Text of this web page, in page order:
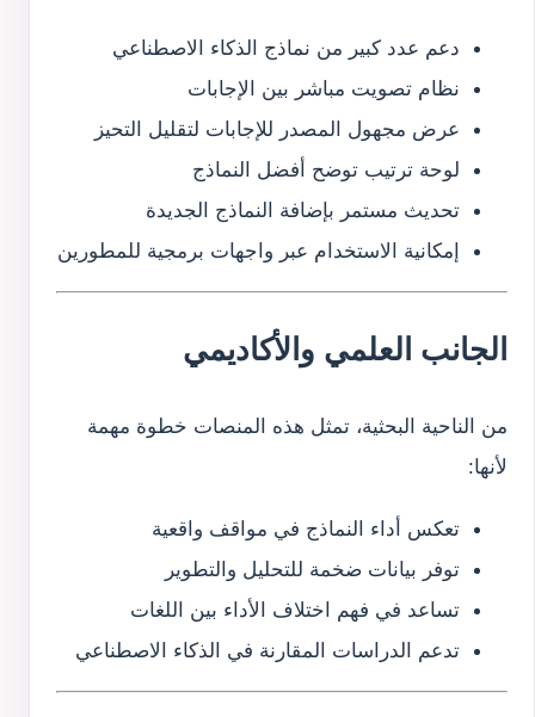
دعم عدد كبير من نماذج الذكاء الاصطناعي
نظام تصويت مباشر بين الإجابات
عرض مجهول المصدر للإجابات لتقليل التحيز
لوحة ترتيب توضح أفضل النماذج
تحديث مستمر بإضافة النماذج الجديدة
إمكانية الاستخدام عبر واجهات برمجية للمطورين
الجانب العلمي والأكاديمي
من الناحية البحثية، تمثل هذه المنصات خطوة مهمة
لأنها:
تعكس أداء النماذج في مواقف واقعية
توفر بيانات ضخمة للتحليل والتطوير
تساعد في فهم اختلاف الأداء بين اللغات
تدعم الدراسات المقارنة في الذكاء الاصطناعي